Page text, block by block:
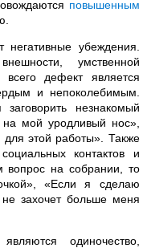
повышенным
убеждения.
умственной
дефект является
и непоколебимым.
незнакомый
мой уродливый нос»,
этой работы». Также
контактов и
вопрос на собрании, то
«Если я сделаю
захочет больше меня
одиночество,